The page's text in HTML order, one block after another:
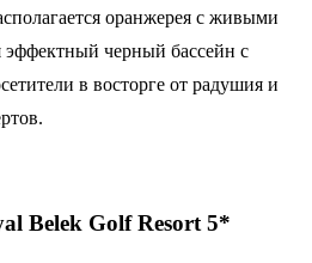
оранжерея с живыми
эффектный черный бассейн с
в восторге от радушия и
Belek Golf Resort 5*